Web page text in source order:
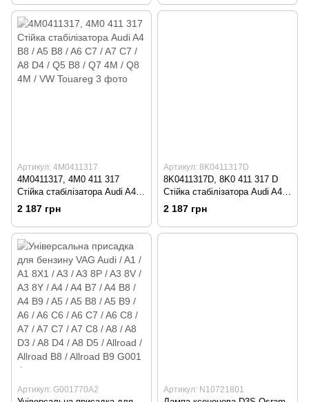
A3 8V / A3 8Y / A4 / A4 B8 / A4
B9 / A5 / A5 B8 / A5 B9 / A6 /
A6 C7 / A6 С8 / A7 / A7 C7 / A7
C8 / A8 / A8 D4 / A8 D5 / Q5 /
Q5 B8 / Q5 4H095
A3 8V / A3 8Y / A4 / A4 B8 / A4
Артикул: 4M0411317
4M0411317, 4M0 411 317
Стійка стабілізатора Audi A4
B8 / A5 B8 / A6 C7 / A7 C7 / A8
D4 / Q5 B8 / Q7 4M / Q8 4M /
VW Touareg 3
2 187 грн
Артикул: 8K0411317D
8K0411317D, 8K0 411 317 D
Стійка стабілізатора Audi A4
B8 / A5 B8 / A6 C7 / A7 C7 / A8
D4 / Q5 B8 / Q7 4M / Q8 4M /
VW Touareg 3
2 187 грн
Артикул: G001770A2 Артикул: N10721801